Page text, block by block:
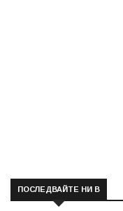
ПОСЛЕДВАЙТЕ НИ В